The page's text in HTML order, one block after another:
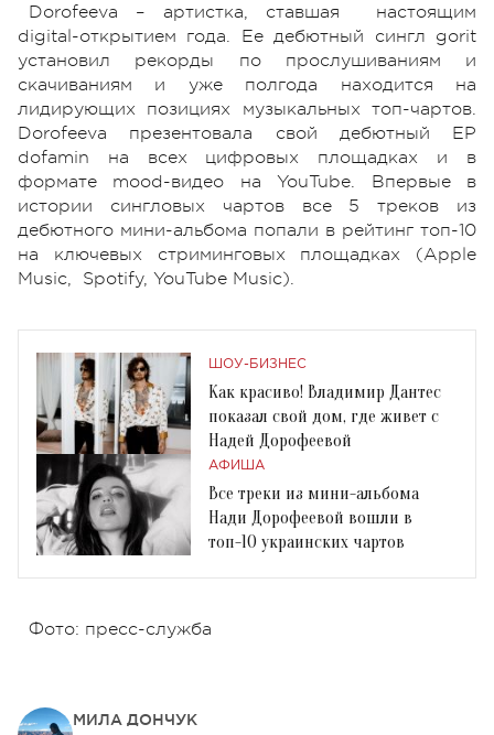
Dorofeeva – артистка, ставшая настоящим
digital-открытием года. Ее дебютный сингл gorit
установил рекорды по прослушиваниям и
скачиваниям и уже полгода находится на
лидирующих позициях музыкальных топ-чартов.
Dorofeeva презентовала свой дебютный EP
dofamin на всех цифровых площадках и в
формате mood-видео на YouTube. Впервые в
истории сингловых чартов все 5 треков из
дебютного мини-альбома попали в рейтинг топ-10
на ключевых стриминговых площадках (Apple
Music, Spotify, YouTube Music).
ШОУ-БИЗНЕС
Как красиво! Владимир Дантес
показал свой дом, где живет с
Надей Дорофеевой
АФИША
Все треки из мини-альбома
Нади Дорофеевой вошли в
топ-10 украинских чартов
Фото: пресс-служба
МИЛА ДОНЧУК